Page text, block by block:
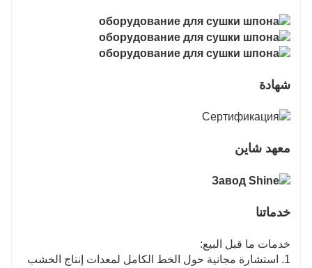
شهادة
معهد شاين
خدماتنا
خدمات ما قبل البيع:
1. استشارة مجانية حول الخط الكامل لمعدات إنتاج الخشب